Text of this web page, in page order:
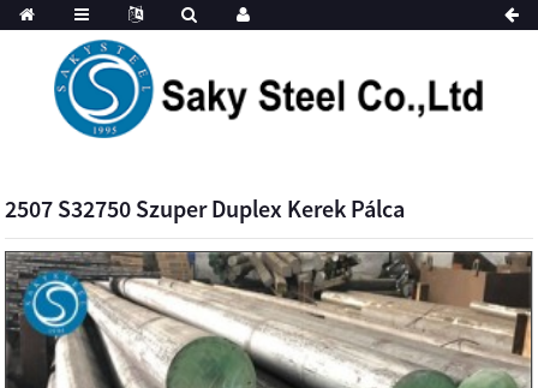
2507 S32750 Szuper Duplex Kerek Pálca